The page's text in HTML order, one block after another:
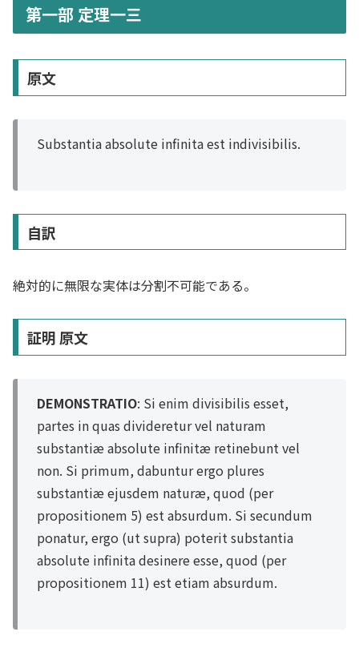
第一部 定理一三
原文
Substantia absolute infinita est indivisibilis.
自訳
絶対的に無限な実体は分割不可能である。
証明 原文
DEMONSTRATIO: Si enim divisibilis esset,
partes in quas divideretur vel naturam
substantiæ absolute infinitæ retinebunt vel
non. Si primum, dabuntur ergo plures
substantiæ ejusdem naturæ, quod (per
propositionem 5) est absurdum. Si secundum
ponatur, ergo (ut supra) poterit substantia
absolute infinita desinere esse, quod (per
propositionem 11) est etiam absurdum.